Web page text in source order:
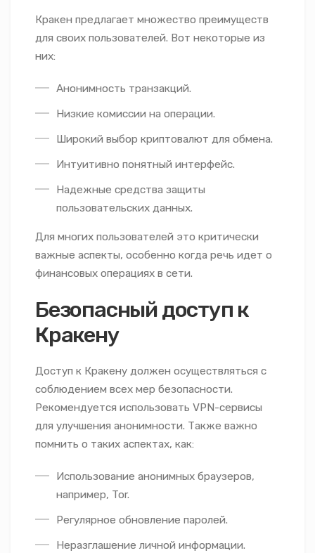
Кракен предлагает множество преимуществ
для своих пользователей. Вот некоторые из
них:
Анонимность транзакций.
Низкие комиссии на операции.
Широкий выбор криптовалют для обмена.
Интуитивно понятный интерфейс.
Надежные средства защиты
пользовательских данных.
Для многих пользователей это критически
важные аспекты, особенно когда речь идет о
финансовых операциях в сети.
Безопасный доступ к
Кракену
Доступ к Кракену должен осуществляться с
соблюдением всех мер безопасности.
Рекомендуется использовать VPN-сервисы
для улучшения анонимности. Также важно
помнить о таких аспектах, как:
Использование анонимных браузеров,
например, Tor.
Регулярное обновление паролей.
Неразглашение личной информации.